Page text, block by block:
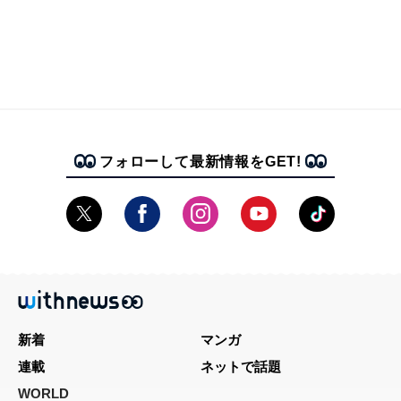
フォローして最新情報をGET!
新着
マンガ
連載
ネットで話題
WORLD